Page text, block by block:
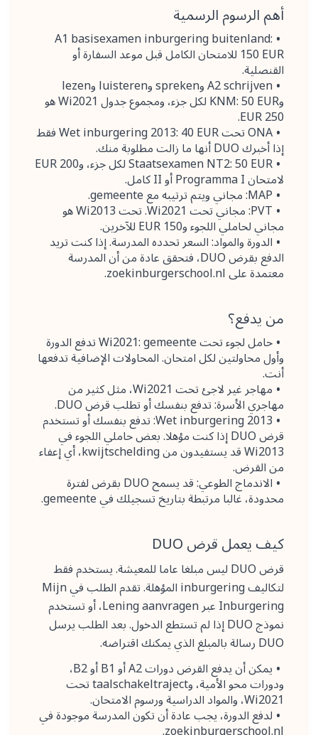
أهم الرسوم الرسمية
A1 basisexamen inburgering buitenland:
150 EUR للامتحان الكامل قبل موعد السفارة أو
القنصلية.
A2 schrijven وspreken وluisteren وlezen
وKNM: 50 EUR لكل جزء، ومجموع جدول Wi2021 هو
250 EUR.
ONA تحت Wet inburgering 2013: 40 EUR فقط
إذا أخبرك DUO أنها ما زالت مطلوبة منك.
Staatsexamen NT2: 50 EUR لكل جزء، و200 EUR
لامتحان Programma I أو II كامل.
MAP: مجاني ويتم ترتيبه مع gemeente.
PVT: مجاني تحت Wi2021. تحت Wi2013 هو
مجاني لحاملي اللجوء و150 EUR للآخرين.
الدورة والمواد: السعر تحدده المدرسة. إذا كنت تريد
الدفع بقرض DUO، فتحقق عادة من أن المدرسة
معتمدة على zoekinburgerschool.nl.
من يدفع؟
حامل لجوء تحت Wi2021: gemeente تدفع الدورة
وأول محاولتين لكل امتحان. المحاولات الإضافية تدفعها
أنت.
مهاجر غير لاجئ تحت Wi2021، مثل كثير من
مهاجري الأسرة: تدفع بنفسك أو تطلب قرض DUO.
Wet inburgering 2013: تدفع بنفسك أو تستخدم
قرض DUO إذا كنت مؤهلا. بعض حاملي اللجوء في
Wi2013 قد يستفيدون من kwijtschelding، أي إعفاء
من القرض.
الاندماج الطوعي: قد يسمح DUO بقرض لفترة
محدودة، غالبا مرتبطة بتاريخ تسجيلك في gemeente.
كيف يعمل قرض DUO
قرض DUO ليس مبلغا عاما للمعيشة. يستخدم فقط
لتكاليف inburgering المؤهلة. تقدم الطلب في Mijn
Inburgering عبر Lening aanvragen، أو تستخدم
نموذج DUO إذا لم تستطع الدخول. بعد الطلب يرسل
DUO رسالة بالمبلغ الذي يمكنك اقتراضه.
يمكن أن يدفع القرض دورات A2 أو B1 أو B2،
ودورات محو الأمية، وtaalschakeltraject تحت
Wi2021، والمواد الدراسية ورسوم الامتحان.
لدفع الدورة، يجب عادة أن تكون المدرسة موجودة في